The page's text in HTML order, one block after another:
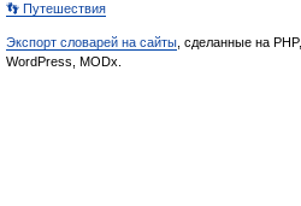
👣 Путешествия
Экспорт словарей на сайты , сделанные на PHP,
WordPress, MODx.